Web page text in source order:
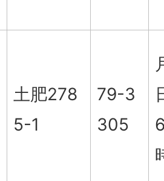
土肥278
5-1
79-3
305